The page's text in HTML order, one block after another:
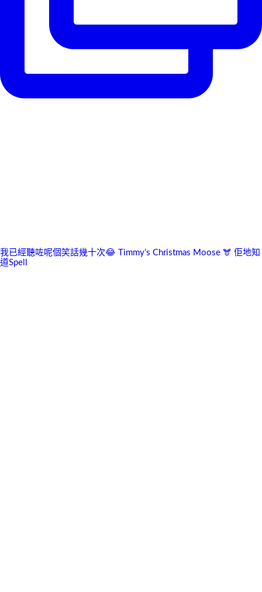
我已經聽咗呢個笑話幾十次😂 Timmy’s Christmas Moose 🫎 佢地知
道Spell